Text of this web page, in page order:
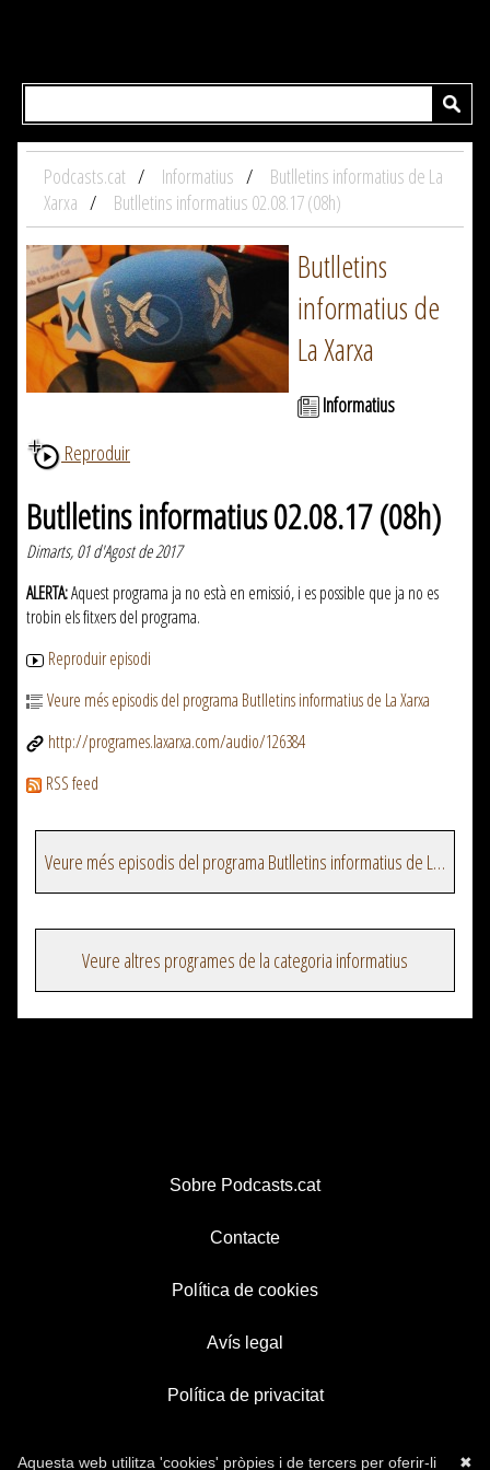
Podcasts.cat Informatius
Butlletins informatius de La
Xarxa
Butlletins informatius 02.08.17 (08h)
Butlletins
informatius de
La Xarxa
Informatius
Reproduir
Butlletins informatius 02.08.17 (08h)
Dimarts, 01 d'Agost de 2017
ALERTA:Aquest programa ja no està en emissió, i es possible que ja no es
trobin els fitxers del programa.
Reproduir episodi
Veure més episodis del programa Butlletins informatius de La Xarxa
http://programes.laxarxa.com/audio/126384
RSS feed
Veure més episodis del programa Butlletins informatius de La Xarxa
Veure altres programes de la categoria informatius
Sobre Podcasts.cat
Contacte
Política de cookies
Avís legal
Política de privacitat
✖
Aquesta web utilitza 'cookies' pròpies i de tercers per oferir-li